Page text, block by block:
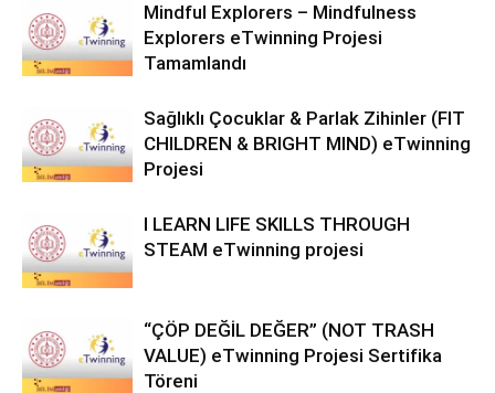
Mindful Explorers – Mindfulness
Explorers eTwinning Projesi
Tamamlandı
Sağlıklı Çocuklar & Parlak Zihinler (FIT
CHILDREN & BRIGHT MIND) eTwinning
Projesi
I LEARN LIFE SKILLS THROUGH
STEAM eTwinning projesi
“ÇÖP DEĞİL DEĞER” (NOT TRASH
VALUE) eTwinning Projesi Sertifika
Töreni